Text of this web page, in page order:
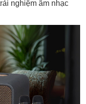
nghiệm âm nhạc